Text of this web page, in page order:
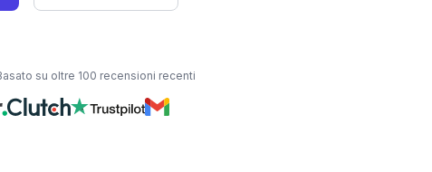
su oltre 100 recensioni recenti